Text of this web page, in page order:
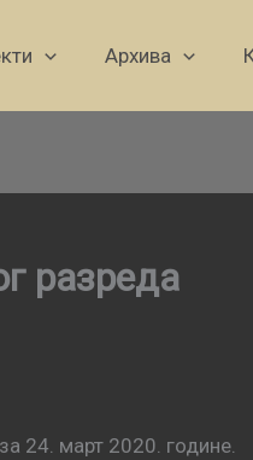
Архива
разреда
24. март 2020. године.